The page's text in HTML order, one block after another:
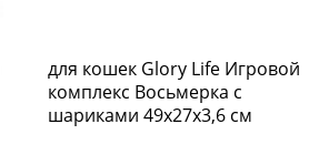
для кошек Glory Life Игровой
комплекс Восьмерка с
шариками 49х27х3,6 см